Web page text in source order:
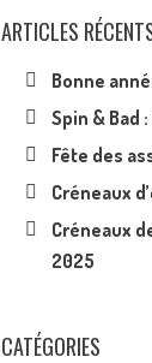
ARTICLES
Bonne
Spin & Bad
Fête des
Créneaux
Créneaux
2025
CATÉGORIES